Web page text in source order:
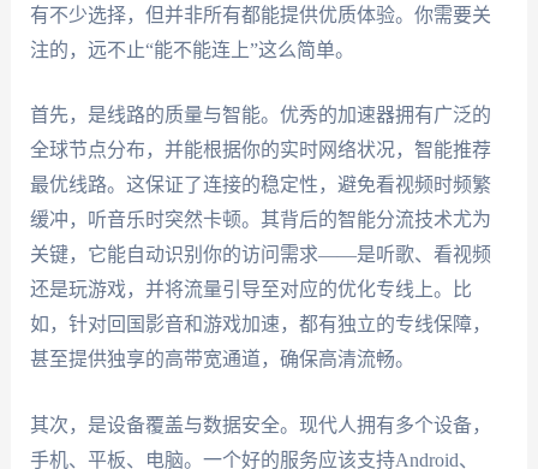
有不少选择，但并非所有都能提供优质体验。你需要关
注的，远不止“能不能连上”这么简单。
首先，是线路的质量与智能。优秀的加速器拥有广泛的
全球节点分布，并能根据你的实时网络状况，智能推荐
最优线路。这保证了连接的稳定性，避免看视频时频繁
缓冲，听音乐时突然卡顿。其背后的智能分流技术尤为
关键，它能自动识别你的访问需求——是听歌、看视频
还是玩游戏，并将流量引导至对应的优化专线上。比
如，针对回国影音和游戏加速，都有独立的专线保障，
甚至提供独享的高带宽通道，确保高清流畅。
其次，是设备覆盖与数据安全。现代人拥有多个设备，
手机、平板、电脑。一个好的服务应该支持Android、